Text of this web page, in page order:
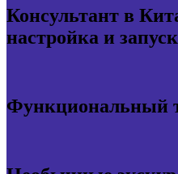
Консультант в
настройка и
Функциональный